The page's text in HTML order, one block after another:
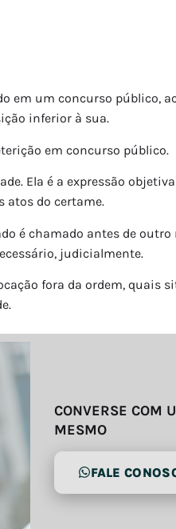
em um concurso público,
inferior à sua.
em concurso público.
Ela é a expressão
atos do certame.
é chamado antes de
judicialmente.
fora da ordem,
CONVERSE COM
MESMO
FALE